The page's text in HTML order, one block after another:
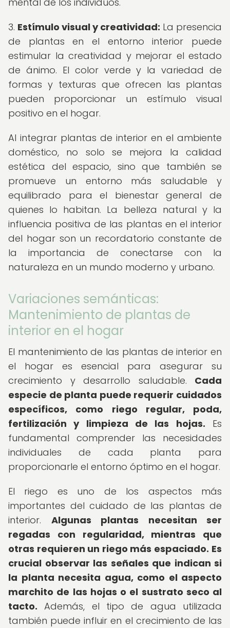
3. Estímulo visual y creatividad: La presencia
de plantas en el entorno interior puede
estimular la creatividad y mejorar el estado
de ánimo. El color verde y la variedad de
formas y texturas que ofrecen las plantas
pueden proporcionar un estímulo visual
positivo en el hogar.
Al integrar plantas de interior en el ambiente
doméstico, no solo se mejora la calidad
estética del espacio, sino que también se
promueve un entorno más saludable y
equilibrado para el bienestar general de
quienes lo habitan. La belleza natural y la
influencia positiva de las plantas en el interior
del hogar son un recordatorio constante de
la importancia de conectarse con la
naturaleza en un mundo moderno y urbano.
Variaciones semánticas:
Mantenimiento de plantas de
interior en el hogar
El mantenimiento de las plantas de interior en
el hogar es esencial para asegurar su
crecimiento y desarrollo saludable. Cada
especie de planta puede requerir cuidados
específicos, como riego regular, poda,
fertilización y limpieza de las hojas. Es
fundamental comprender las necesidades
individuales de cada planta para
proporcionarle el entorno óptimo en el hogar.
El riego es uno de los aspectos más
importantes del cuidado de las plantas de
interior. Algunas plantas necesitan ser
regadas con regularidad, mientras que
otras requieren un riego más espaciado. Es
crucial observar las señales que indican si
la planta necesita agua, como el aspecto
marchito de las hojas o el sustrato seco al
tacto. Además, el tipo de agua utilizada
también puede influir en el crecimiento de las